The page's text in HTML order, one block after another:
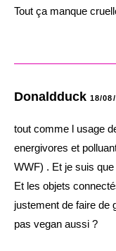
Tout ça manque
Donaldduck 18/
tout comme l usage
energivores et
WWF) . Et je suis
Et les objets
justement de faire de
pas vegan aussi ?